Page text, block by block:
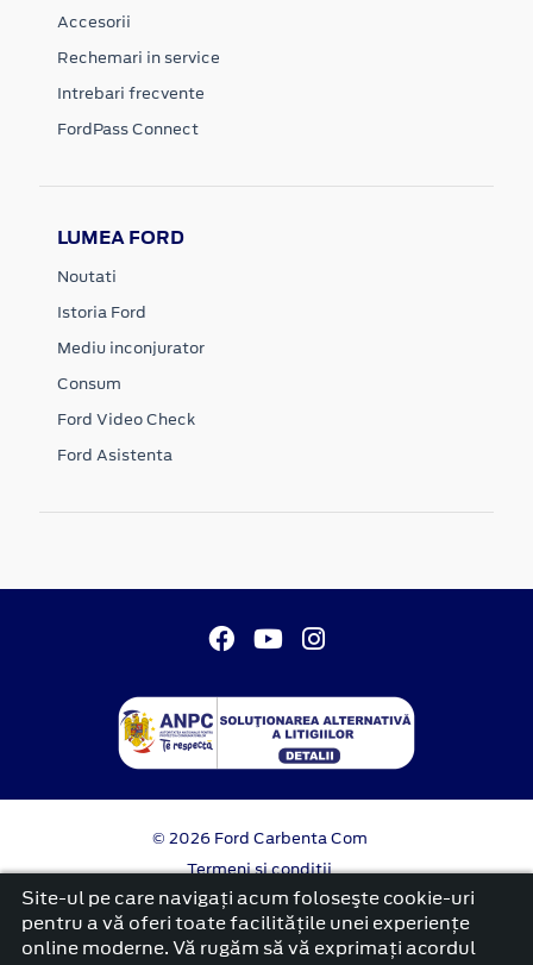
Accesorii
Rechemari in service
Intrebari frecvente
FordPass Connect
LUMEA FORD
Noutati
Istoria Ford
Mediu inconjurator
Consum
Ford Video Check
Ford Asistenta
© 2026 Ford Carbenta Com
Termeni si conditii
Confidentialitate
Politica cookies
platformă dezvoltată de Workleto
Site-ul pe care navigați acum foloseşte cookie-uri
pentru a vă oferi toate facilitățile unei experiențe
online moderne. Vă rugăm să vă exprimați acordul